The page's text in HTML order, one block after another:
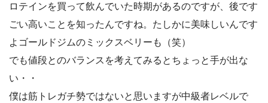
ロテインを買って飲んでいた時期があるのですが、後です
ごい高いことを知ったんですね。たしかに美味しいんです
よゴールドジムのミックスベリーも（笑）
でも値段とのバランスを考えてみるとちょっと手が出な
い・・
僕は筋トレガチ勢ではないと思いますが中級者レベルで